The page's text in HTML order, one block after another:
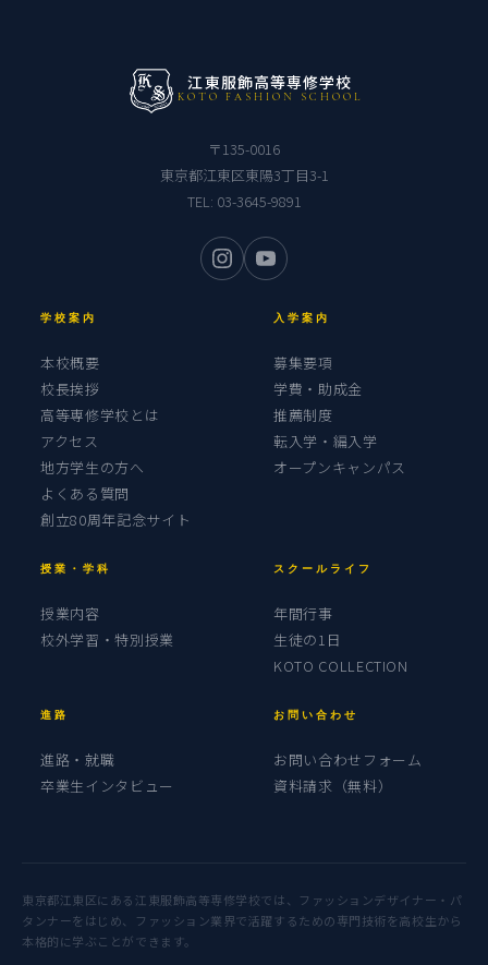
江東服飾高等専修学校
KOTO FASHION SCHOOL
〒135-0016
東京都江東区東陽3丁目3-1
TEL: 03-3645-9891
学校案内
本校概要
校長挨拶
高等専修学校とは
アクセス
地方学生の方へ
よくある質問
創立80周年記念サイト
入学案内
募集要項
学費・助成金
推薦制度
転入学・編入学
オープンキャンパス
授業・学科
授業内容
校外学習・特別授業
スクールライフ
年間行事
生徒の1日
KOTO COLLECTION
進路
進路・就職
卒業生インタビュー
お問い合わせ
お問い合わせフォーム
資料請求（無料）
東京都江東区にある江東服飾高等専修学校では、ファッションデザイナー・パ
タンナーをはじめ、ファッション業界で活躍するための専門技術を高校生から
本格的に学ぶことができます。